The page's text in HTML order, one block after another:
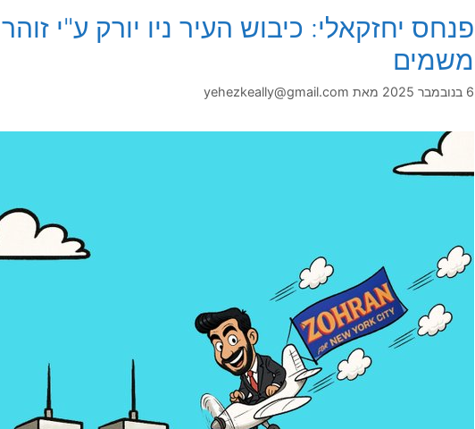
פנחס יחזקאלי: כיבוש העיר ניו יורק ע"י
משמים
6 בנובמבר 2025 מאת yehezkeally@gmail.com